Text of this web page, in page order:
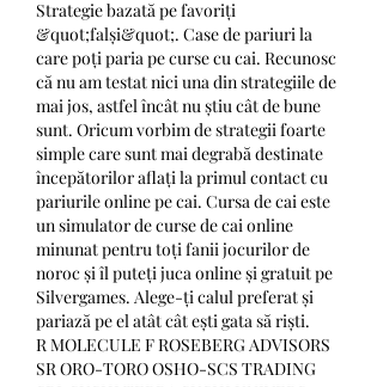
Strategie bazată pe favoriți
&quot;falși&quot;. Case de pariuri la
care poți paria pe curse cu cai. Recunosc
că nu am testat nici una din strategiile de
mai jos, astfel încât nu știu cât de bune
sunt. Oricum vorbim de strategii foarte
simple care sunt mai degrabă destinate
începătorilor aflați la primul contact cu
pariurile online pe cai. Cursa de cai este
un simulator de curse de cai online
minunat pentru toți fanii jocurilor de
noroc și îl puteți juca online și gratuit pe
Silvergames. Alege-ți calul preferat și
pariază pe el atât cât ești gata să riști.
R MOLECULE F ROSEBERG ADVISORS
SR ORO-TORO OSHO-SCS TRADING